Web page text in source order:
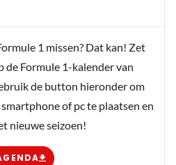
1 missen? Dat kan! Zet
de Formule 1-kalender van
de button hieronder om
of pc te plaatsen en
nieuwe seizoen!